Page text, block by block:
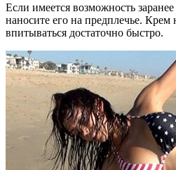
Если имеется возможность
наносите его на предплечье.
впитываться достаточно быстро.